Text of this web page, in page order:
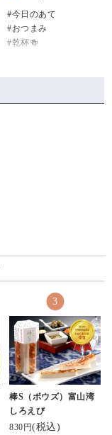
#コンパクトキャンプ
#ミニマムキャンプ
#ソロキャンプ飯
#今日のあて
#おつまみ
#乾杯🍻
#ビール進む #チーズ
#北陸のお土産ロングセ
ラー
#河内屋 #酒のあて #
酒スタグラム
#保存料無添加 #プレ
ゼントに #お土産に
PR kamaboko_jp
#ギフトにおすすめ #お
棒S（ボウズ）富山湾
しろえび
830円(税込)